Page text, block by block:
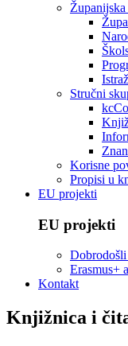
Stručni
Korisne
Propisi u
EU projekti
EU projekti
Erasmus+
Kontakt
Knjižnica i